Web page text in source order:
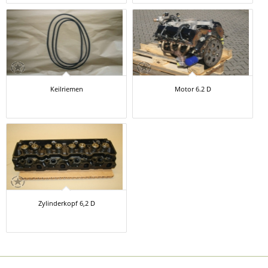
Keilriemen Motor 6.2 D
Zylinderkopf 6,2 D